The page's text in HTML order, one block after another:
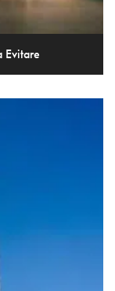
Evitare